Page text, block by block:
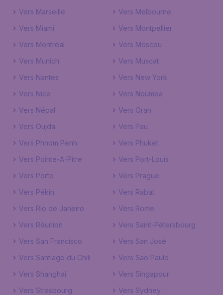
Vers Marseille
Vers Melbourne
Vers Miami
Vers Montpellier
Vers Montréal
Vers Moscou
Vers Munich
Vers Muscat
Vers Nantes
Vers New York
Vers Nice
Vers Noumea
Vers Népal
Vers Oran
Vers Oujda
Vers Pau
Vers Phnom Penh
Vers Phuket
Vers Pointe-A-Pitre
Vers Port-Louis
Vers Porto
Vers Prague
Vers Pékin
Vers Rabat
Vers Rio de Janeiro
Vers Rome
Vers Réunion
Vers Saint-Pétersbourg
Vers San Francisco
Vers San José
Vers Santiago du Chili
Vers Sao Paulo
Vers Shanghai
Vers Singapour
Vers Strasbourg
Vers Sydney